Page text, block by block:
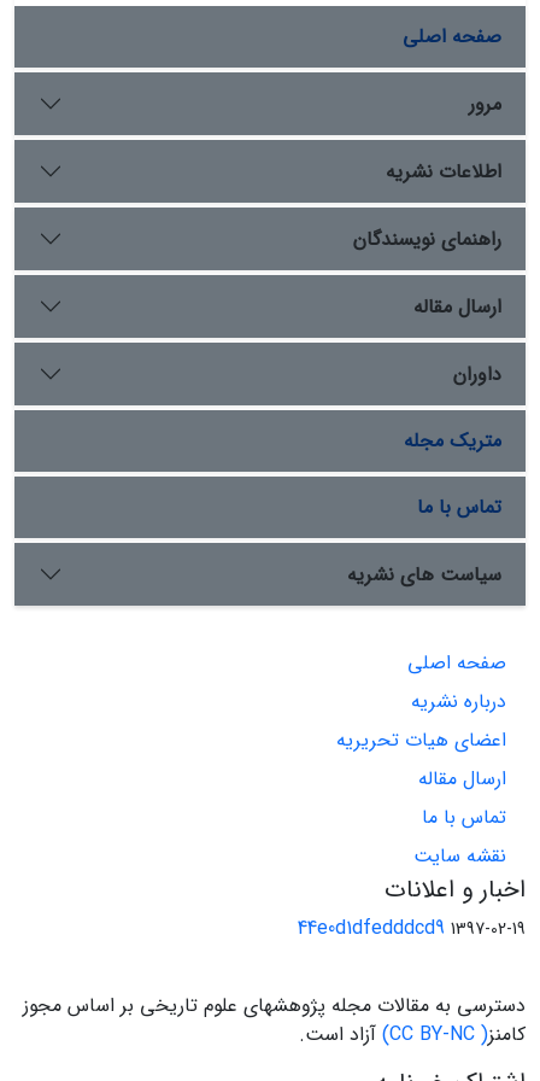
معاصر اهل سنت در تکیه بر قواعد کلامی یا تکیه بر اسناد
تاریخی به دو گروه تقسیم شده­اند. برای گروه نخست که
«مورخ» نامیده می­شوند طه حسین و ابوالأعلی مودودی
انتخاب شده­اند. برای گروه دوم محمد صلّابی و منیر غضبان
به عنوان «متکلم ـ مورخ» برگزیدیم. سؤال اصلی پژوهش:
مورخان و متکلم ـ مورخان تا چه اندازه از قاعده «صحابی
بودن» بهره جسته‌اند و بهره‌گیری از این قاعده چه پیامد­هایی
در پی دارد؟ روش این پژوهش توصیفی – تحلیلی و مقایسه­
ای است. از نتایجی که به دست آمد: مورخان در تاریخ­نگاری
خود از این قاعده بهره‌ای نبرده‌اند ولی متکلم ـ مورخان بجای
تکیه بر شواهد تاریخی از این قاعده کلامی به عنوان حجت،
شاهد و سند قطعی بهره برده‌اند لذا نتوانسته‌اند تاریخی
عینی، علمی و پالوده ارائه دهند.
صفحه اصلی
مرور
اطلاعات نشریه
راهنمای نویسندگان
ارسال مقاله
داوران
متریک مجله
تماس با ما
سیاست های نشریه
صفحه اصلی
درباره نشریه
اعضای هیات تحریریه
ارسال مقاله
تماس با ما
نقشه سایت
اخبار و اعلانات
44e0d1dfedddcd9 1397-02-19
دسترسی به مقالات مجله پژوهشهای علوم تاریخی بر اساس مجوز
کامنز( CC BY-NC) آزاد است.